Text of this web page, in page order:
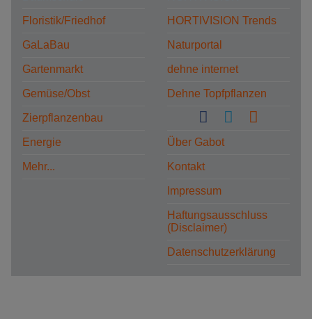
Floristik/Friedhof
GaLaBau
Gartenmarkt
Gemüse/Obst
Zierpflanzenbau
Energie
Mehr...
HORTIVISION Trends
Naturportal
dehne internet
Dehne Topfpflanzen
Über Gabot
Kontakt
Impressum
Haftungsausschluss
(Disclaimer)
Datenschutzerklärung